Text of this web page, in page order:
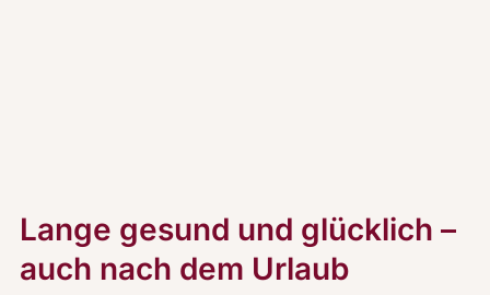
Lange gesund und glücklich –
auch nach dem Urlaub